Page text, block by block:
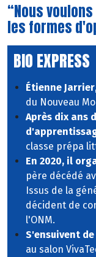
“Nous
les formes
BIO EXPRESS
Étienne Jarrier
du Nouveau
Après dix ans
classe prépa
En 2020, il
père décédé
Issus de la
décident de
l'ONM.
S'ensuivent
au salon